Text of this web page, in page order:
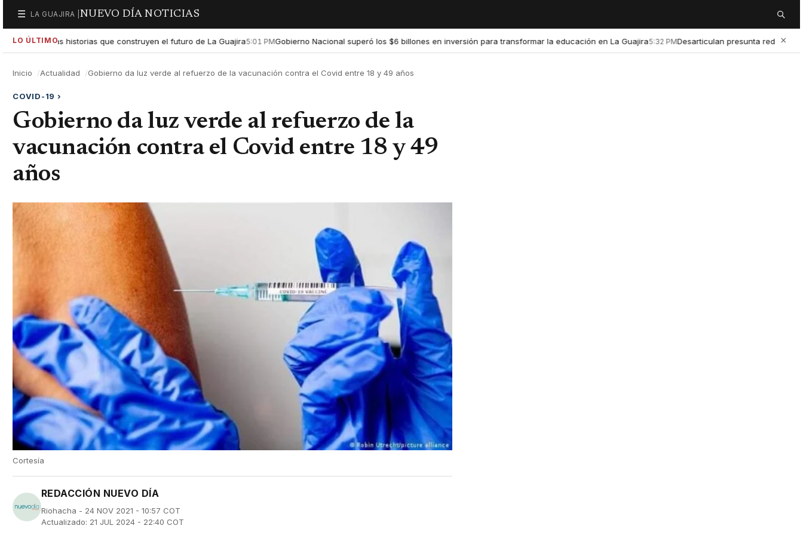
☰
Secciones
LA GUAJIRA | NUEVO DÍA NOTICIAS Buscar
LO ÚLTIMO
las historias que construyen el futuro de La Guajira 5:01 PMGobierno Nacional superó los $6 billones en inversión para transformar la educación en La Guajira 5:32 PMDesarticulan presunta red de ×
Inicio Actualidad Gobierno da luz verde al refuerzo de la vacunación contra el Covid entre 18 y 49 años
COVID-19›
Gobierno da luz verde al refuerzo de la
vacunación contra el Covid entre 18 y 49
años
Cortesía
REDACCIÓN NUEVO DÍA
Riohacha - 24 NOV 2021 - 10:57 COT
Actualizado: 21 JUL 2024 - 22:40 COT